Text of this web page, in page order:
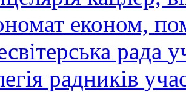
економ,
рада
радників